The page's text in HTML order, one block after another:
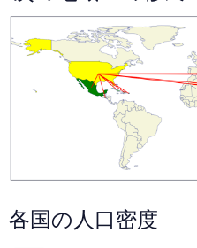
各国の人口密度